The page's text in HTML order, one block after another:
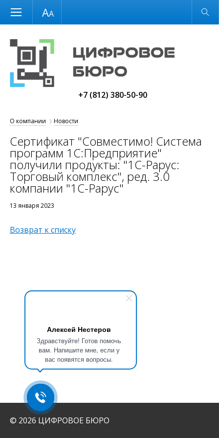
Алексей Нестеров
Здравствуйте! Готов помочь
вам. Напишите мне, если у
вас появятся вопросы.
Размер шрифта Обычная версия
+7 (812) 380-50-90
О компании Новости
Сертификат "Совместимо! Система
программ 1С:Предприятие"
получили продукты: "1С-Рарус:
Торговый комплекс", ред. 3.0
компании "1С-Рарус"
13 января 2023
Возврат к списку
© 2026 ЦИФРОВОЕ БЮРО